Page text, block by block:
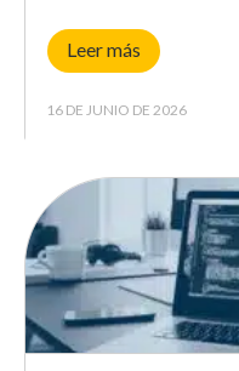
Leer más
16 DE JUNIO DE 2026